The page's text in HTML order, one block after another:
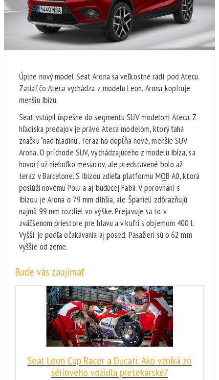
Úplne nový model Seat Arona sa veľkostne radí pod Atecu.
Zatiaľ čo Ateca vychádza z modelu Leon, Arona kopíruje
menšiu Ibizu.
Seat vstúpil úspešne do segmentu SUV modelom Ateca. Z
hľadiska predajov je práve Ateca modelom, ktorý ťahá
značku “nad hladinu“. Teraz ho dopĺňa nové, menšie SUV
Arona. O príchode SUV, vychádzajúceho z modelu Ibiza, sa
hovorí už niekoľko mesiacov, ale predstavené bolo až
teraz v Barcelone. S Ibizou zdieľa platformu MQB A0, ktorá
poslúži novému Polu a aj budúcej Fabii. V porovnaní s
Ibizou je Arona o 79 mm dlhšia, ale Španieli zdôrazňujú
najmä 99 mm rozdiel vo výške. Prejavuje sa to v
zväčšenom priestore pre hlavu a v kufri s objemom 400 l.
Vyšší je podľa očakávania aj posed. Pasažieri sú o 62 mm
vyššie od zeme.
Bude vás zaujímať
Seat Leon Cup Racer a Ducati: Ako vzniká zo
sériového vozidla pretekárske?